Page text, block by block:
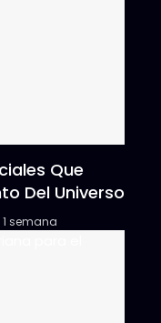
Que
Del Universo
semana